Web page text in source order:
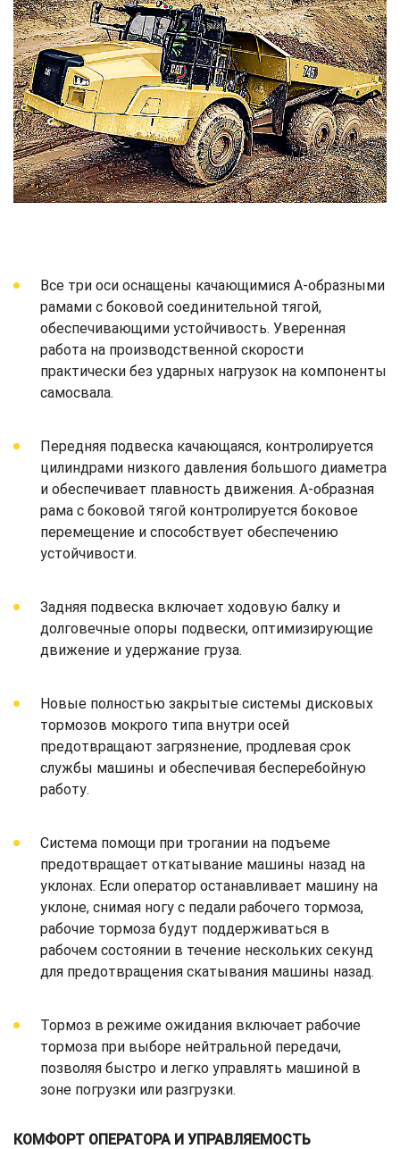
Все три оси оснащены качающимися А-образными
рамами с боковой соединительной тягой,
обеспечивающими устойчивость. Уверенная
работа на производственной скорости
практически без ударных нагрузок на компоненты
самосвала.
Передняя подвеска качающаяся, контролируется
цилиндрами низкого давления большого диаметра
и обеспечивает плавность движения. А-образная
рама с боковой тягой контролируется боковое
перемещение и способствует обеспечению
устойчивости.
Задняя подвеска включает ходовую балку и
долговечные опоры подвески, оптимизирующие
движение и удержание груза.
Новые полностью закрытые системы дисковых
тормозов мокрого типа внутри осей
предотвращают загрязнение, продлевая срок
службы машины и обеспечивая бесперебойную
работу.
Система помощи при трогании на подъеме
предотвращает откатывание машины назад на
уклонах. Если оператор останавливает машину на
уклоне, снимая ногу с педали рабочего тормоза,
рабочие тормоза будут поддерживаться в
рабочем состоянии в течение нескольких секунд
для предотвращения скатывания машины назад.
Тормоз в режиме ожидания включает рабочие
тормоза при выборе нейтральной передачи,
позволяя быстро и легко управлять машиной в
зоне погрузки или разгрузки.
КОМФОРТ ОПЕРАТОРА И УПРАВЛЯЕМОСТЬ